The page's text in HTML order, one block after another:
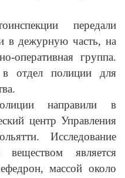
передали
в дежурную часть, на
оперативная группа.
в отдел полиции для
направили в
центр Управления
Исследование
является
массой около